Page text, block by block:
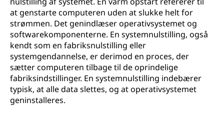
at genstarte computeren uden at slukke helt for
strømmen. Det genindlæser operativsystemet og
softwarekomponenterne. En systemnulstilling, også
kendt som en fabriksnulstilling eller
systemgendannelse, er derimod en proces, der
sætter computeren tilbage til de oprindelige
fabriksindstillinger. En systemnulstilling indebærer
typisk, at alle data slettes, og at operativsystemet
geninstalleres.